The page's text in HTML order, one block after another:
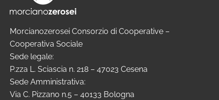
Morcianozerosei Consorzio di Cooperative –
Cooperativa Sociale
Sede legale:
P.zza L. Sciascia n. 218 – 47023 Cesena
Sede Amministrativa:
Via C. Pizzano n.5 – 40133 Bologna